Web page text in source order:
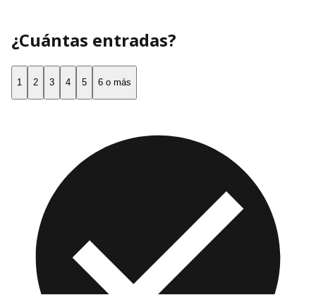
¿Cuántas entradas?
1 2 3 4 5 6 o más